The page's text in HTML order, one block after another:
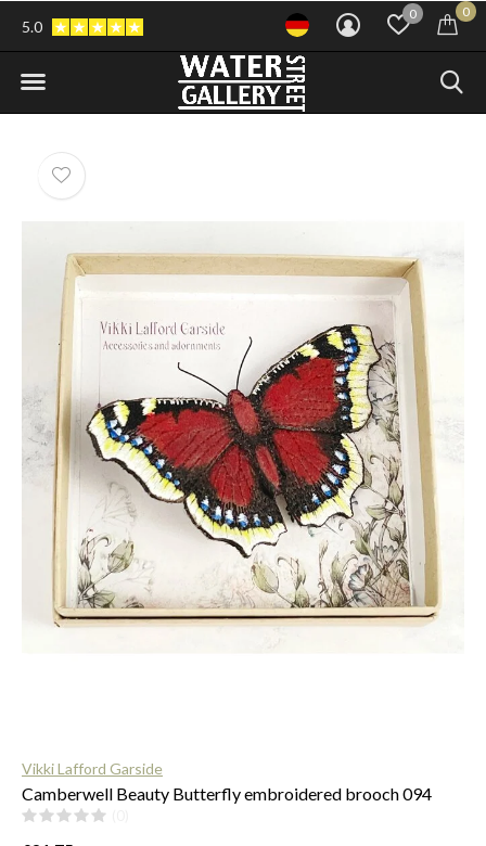
0 0
5.0
Vikki Lafford Garside
Camberwell Beauty Butterfly embroidered brooch 094